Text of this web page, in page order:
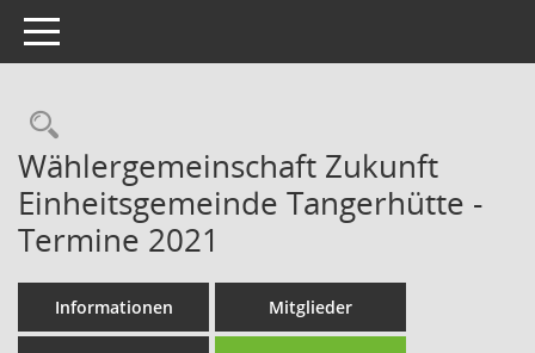
Toggle navigation
Rechercheauswahl
Wählergemeinschaft Zukunft
Einheitsgemeinde Tangerhütte -
Termine 2021
Informationen Mitglieder